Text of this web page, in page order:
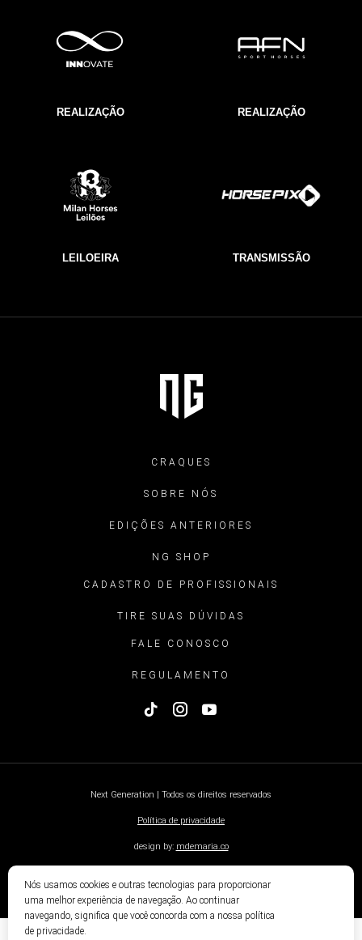
REALIZAÇÃO REALIZAÇÃO
LEILOEIRA TRANSMISSÃO
CRAQUES
SOBRE NÓS
EDIÇÕES ANTERIORES
NG SHOP
CADASTRO DE PROFISSIONAIS
TIRE SUAS DÚVIDAS
FALE CONOSCO
REGULAMENTO
Next Generation | Todos os direitos reservados
Política de privacidade
design by: mdemaria.co
Nós usamos cookies e outras tecnologias para proporcionar
uma melhor experiência de navegação. Ao continuar
navegando, significa que você concorda com a nossa política
de privacidade.